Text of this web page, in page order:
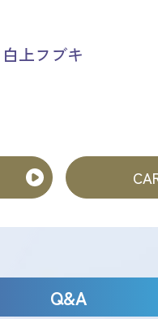
上フブキ
Q&A